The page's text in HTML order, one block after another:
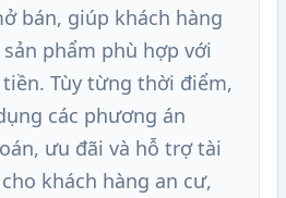
bán, giúp khách hàng
phẩm phù hợp với
Tùy từng thời điểm,
các phương án
ưu đãi và hỗ trợ tài
khách hàng an cư,